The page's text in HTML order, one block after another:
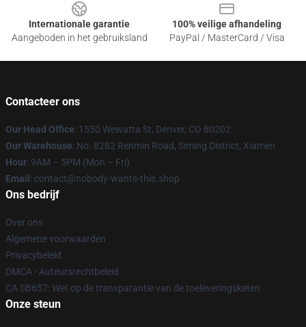
Internationale garantie
Aangeboden in het gebruiksland
100% veilige afhandeling
PayPal / MasterCard / Visa
Contacteer ons
Our Head Office: 1550 Wewatta St, Denver, CO 80202
Our Warehouse: No. 8282 Renmin Road, Siming District, Xiamen
Hour: 9AM – 5PM (Mon – Fri)
Email : contact@nobody-wants-this.shop
Ons bedrijf
Over ons
Algemene voorwaarden
Privacybeleid
DMCA - Auteursrechtbeleid
CA SB657: Wet op de transparantie van de toeleveringsketen
Onze steun